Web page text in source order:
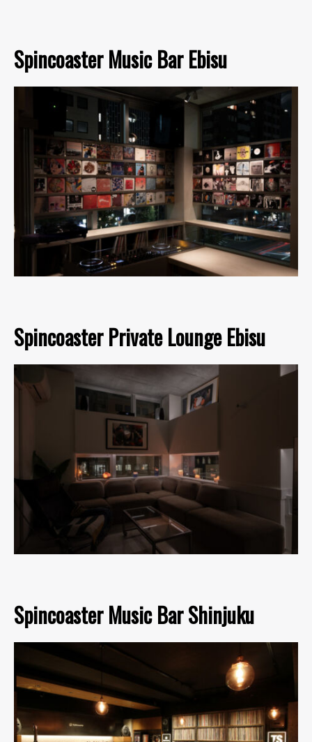
Spincoaster Music Bar Ebisu
Spincoaster Private Lounge Ebisu
Spincoaster Music Bar Shinjuku